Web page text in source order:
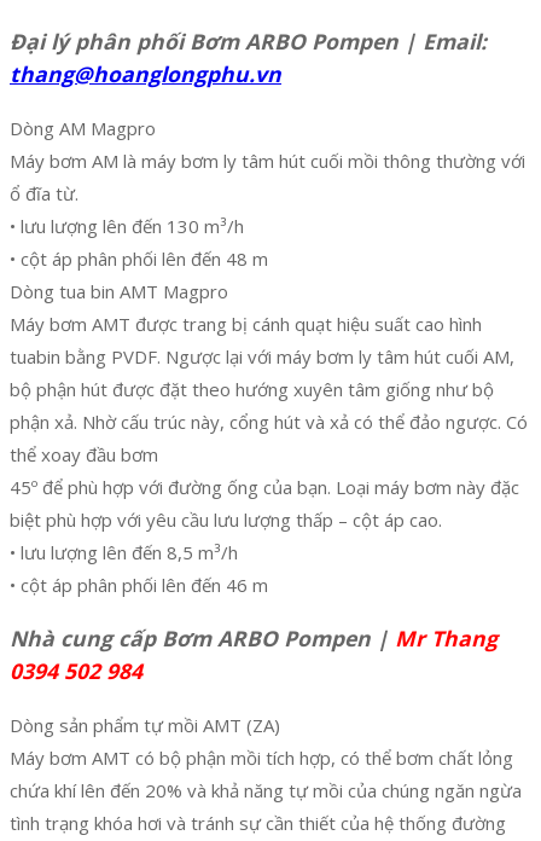
Đại lý phân phối Bơm ARBO Pompen | Email:
thang@hoanglongphu.vn
Dòng AM Magpro
Máy bơm AM là máy bơm ly tâm hút cuối mồi thông thường với
ổ đĩa từ.
• lưu lượng lên đến 130 m³/h
• cột áp phân phối lên đến 48 m
Dòng tua bin AMT Magpro
Máy bơm AMT được trang bị cánh quạt hiệu suất cao hình
tuabin bằng PVDF. Ngược lại với máy bơm ly tâm hút cuối AM,
bộ phận hút được đặt theo hướng xuyên tâm giống như bộ
phận xả. Nhờ cấu trúc này, cổng hút và xả có thể đảo ngược. Có
thể xoay đầu bơm
45º để phù hợp với đường ống của bạn. Loại máy bơm này đặc
biệt phù hợp với yêu cầu lưu lượng thấp – cột áp cao.
• lưu lượng lên đến 8,5 m³/h
• cột áp phân phối lên đến 46 m
Nhà cung cấp Bơm ARBO Pompen | Mr Thang
0394 502 984
Dòng sản phẩm tự mồi AMT (ZA)
Máy bơm AMT có bộ phận mồi tích hợp, có thể bơm chất lỏng
chứa khí lên đến 20% và khả năng tự mồi của chúng ngăn ngừa
tình trạng khóa hơi và tránh sự cần thiết của hệ thống đường